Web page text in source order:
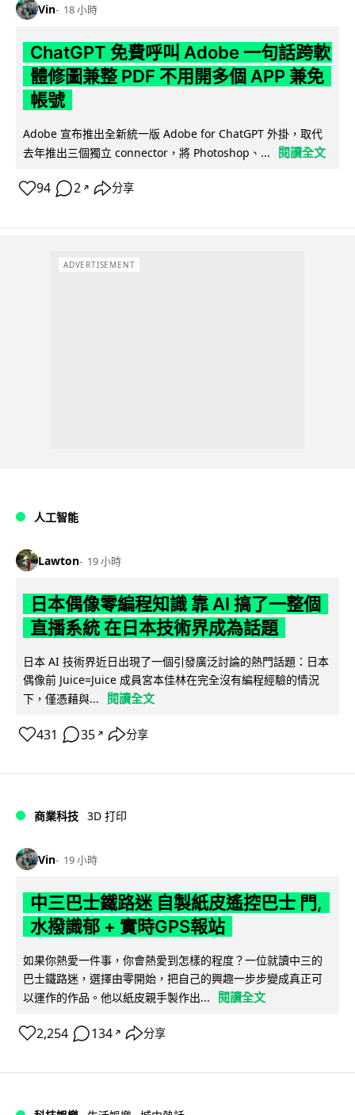
Vin 18 小時
ChatGPT 免費呼叫 Adobe 一句話跨軟
體修圖兼整 PDF 不用開多個 APP 兼免
帳號
Adobe 宣布推出全新統一版 Adobe for ChatGPT 外掛，取代
去年推出三個獨立 connector，將 Photoshop、...
閱讀全文
94 2 ↗ 分享
ADVERTISEMENT
人工智能
Lawton 19 小時
日本偶像零編程知識 靠 AI 搞了一整個
直播系統 在日本技術界成為話題
日本 AI 技術界近日出現了一個引發廣泛討論的熱門話題：日本
偶像前 Juice=Juice 成員宮本佳林在完全沒有編程經驗的情況
下，僅憑藉與...
閱讀全文
431 35 ↗ 分享
商業科技 3D 打印
Vin 19 小時
中三巴士鐵路迷 自製紙皮遙控巴士 門,
水撥識郁 + 實時GPS報站
如果你熱愛一件事，你會熱愛到怎樣的程度？一位就讀中三的
巴士鐵路迷，選擇由零開始，把自己的興趣一步步變成真正可
以運作的作品。他以紙皮親手製作出...
閱讀全文
2,254 134 ↗ 分享